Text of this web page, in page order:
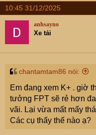
10:45 31/12/2025
anhsayno
Xe tải
chantamtam86 nói:
Em đang xem K+ . giờ
tưởng FPT sẽ rẻ hơn
vãi. Lại vừa mất mấy
Các cụ thấy thế nào ạ?